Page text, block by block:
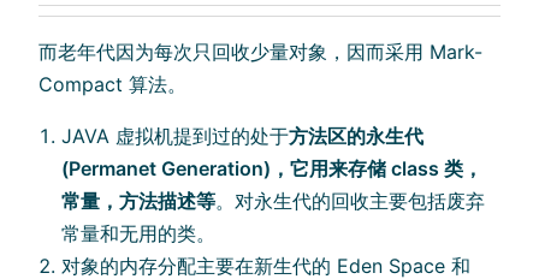
而老年代因为每次只回收少量对象，因而采用 Mark-
Compact 算法。
JAVA 虚拟机提到过的处于方法区的永生代
(Permanet Generation)，它用来存储 class 类，
常量，方法描述等。对永生代的回收主要包括废弃
常量和无用的类。
对象的内存分配主要在新生代的 Eden Space 和